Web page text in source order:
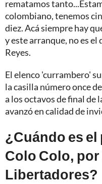
rematamos
colombiano, tenemos
diez. Acá siempre hay
y este arranque, no es
Reyes.
El elenco 'currambero'
la casilla número once
a los octavos de final de
avanzó en calidad de
¿Cuándo es
Colo Colo, por
Libertadores?